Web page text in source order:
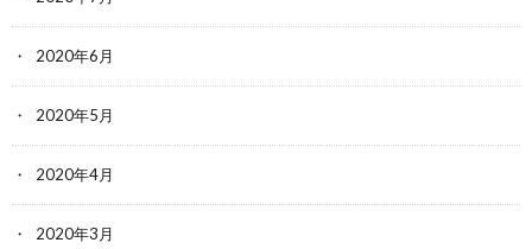
2020年6月
2020年5月
2020年4月
2020年3月